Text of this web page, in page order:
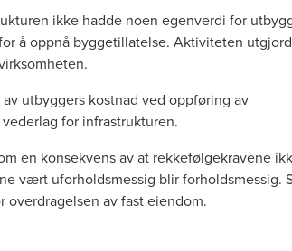
ikke hadde noen egenverdi for
å oppnå byggetillatelse. Aktiviteten
utbyggers kostnad ved oppføring av
for infrastrukturen.
en konsekvens av at rekkefølgekravene
vært uforholdsmessig blir forholdsmessig.
av fast eiendom.